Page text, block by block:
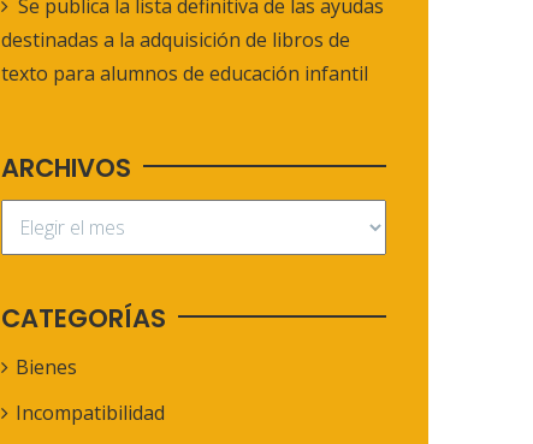
Se publica la lista definitiva de las ayudas
destinadas a la adquisición de libros de
texto para alumnos de educación infantil
ARCHIVOS
CATEGORÍAS
Bienes
Incompatibilidad